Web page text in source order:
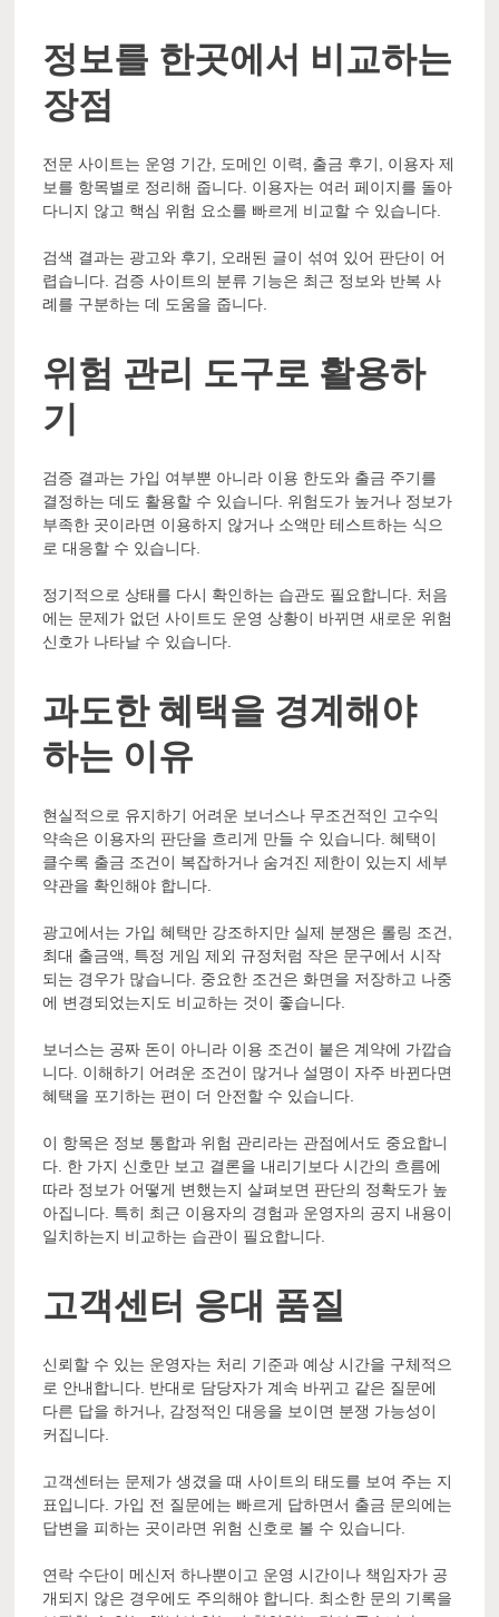
정보를 한곳에서 비교하는
장점
전문 사이트는 운영 기간, 도메인 이력, 출금 후기, 이용자 제
보를 항목별로 정리해 줍니다. 이용자는 여러 페이지를 돌아
다니지 않고 핵심 위험 요소를 빠르게 비교할 수 있습니다.
검색 결과는 광고와 후기, 오래된 글이 섞여 있어 판단이 어
렵습니다. 검증 사이트의 분류 기능은 최근 정보와 반복 사
례를 구분하는 데 도움을 줍니다.
위험 관리 도구로 활용하
기
검증 결과는 가입 여부뿐 아니라 이용 한도와 출금 주기를
결정하는 데도 활용할 수 있습니다. 위험도가 높거나 정보가
부족한 곳이라면 이용하지 않거나 소액만 테스트하는 식으
로 대응할 수 있습니다.
정기적으로 상태를 다시 확인하는 습관도 필요합니다. 처음
에는 문제가 없던 사이트도 운영 상황이 바뀌면 새로운 위험
신호가 나타날 수 있습니다.
과도한 혜택을 경계해야
하는 이유
현실적으로 유지하기 어려운 보너스나 무조건적인 고수익
약속은 이용자의 판단을 흐리게 만들 수 있습니다. 혜택이
클수록 출금 조건이 복잡하거나 숨겨진 제한이 있는지 세부
약관을 확인해야 합니다.
광고에서는 가입 혜택만 강조하지만 실제 분쟁은 롤링 조건,
최대 출금액, 특정 게임 제외 규정처럼 작은 문구에서 시작
되는 경우가 많습니다. 중요한 조건은 화면을 저장하고 나중
에 변경되었는지도 비교하는 것이 좋습니다.
보너스는 공짜 돈이 아니라 이용 조건이 붙은 계약에 가깝습
니다. 이해하기 어려운 조건이 많거나 설명이 자주 바뀐다면
혜택을 포기하는 편이 더 안전할 수 있습니다.
이 항목은 정보 통합과 위험 관리라는 관점에서도 중요합니
다. 한 가지 신호만 보고 결론을 내리기보다 시간의 흐름에
따라 정보가 어떻게 변했는지 살펴보면 판단의 정확도가 높
아집니다. 특히 최근 이용자의 경험과 운영자의 공지 내용이
일치하는지 비교하는 습관이 필요합니다.
고객센터 응대 품질
신뢰할 수 있는 운영자는 처리 기준과 예상 시간을 구체적으
로 안내합니다. 반대로 담당자가 계속 바뀌고 같은 질문에
다른 답을 하거나, 감정적인 대응을 보이면 분쟁 가능성이
커집니다.
고객센터는 문제가 생겼을 때 사이트의 태도를 보여 주는 지
표입니다. 가입 전 질문에는 빠르게 답하면서 출금 문의에는
답변을 피하는 곳이라면 위험 신호로 볼 수 있습니다.
연락 수단이 메신저 하나뿐이고 운영 시간이나 책임자가 공
개되지 않은 경우에도 주의해야 합니다. 최소한 문의 기록을